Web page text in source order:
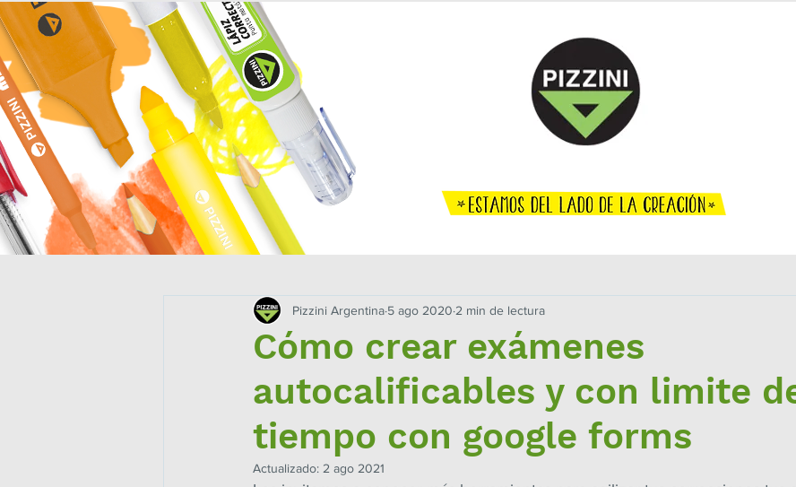
INICIO MISIÓN NOTAS
Cómo crear exámenes
autocalificables y con limite
tiempo con google forms
Pizzini Argentina 5 ago 2020 2 min de lectura
Actualizado: 2 ago 2021